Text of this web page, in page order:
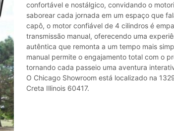
confortável e nostálgico, convidando o
saborear cada jornada em um espaço que
capô, o motor confiável de 4 cilindros é
transmissão manual, oferecendo uma
autêntica que remonta a um tempo mais
manual permite o engajamento total com o
tornando cada passeio uma aventura
O Chicago Showroom está localizado na
Creta Illinois 60417.